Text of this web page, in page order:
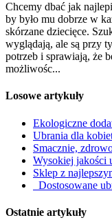
Chcemy dbać jak
by było mu dobrze w
skórzane dziecięce.
wyglądają, ale są przy
potrzeb i sprawiają, że
możliwośc...
Losowe artykuły
Ekologiczne
Ubrania dla
Smacznie,
Wysokiej jakości
Sklep z
Dostosowane
Ostatnie artykuły